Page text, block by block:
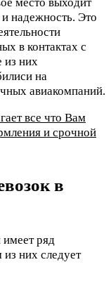
и надежность. Это
в контактах с
из них
на
авиакомпаний.
все что Вам
и срочной
в
имеет ряд
них следует